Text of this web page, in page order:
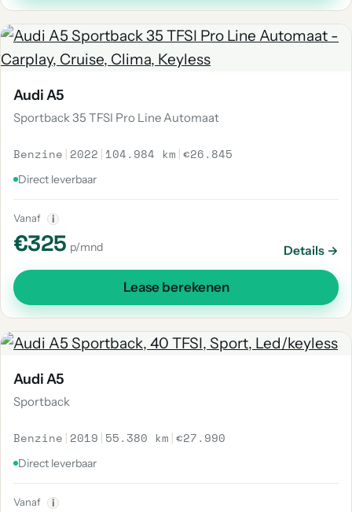
Audi A5
Sportback 35 TFSI Pro Line Automaat
Benzine | 2022 | 104.984 km |€26.845
Direct leverbaar
Vanaf i
€325 p/mnd Details →
Lease berekenen
Audi A5
Sportback
Benzine | 2019 | 55.380 km |€27.990
Direct leverbaar
Vanaf i